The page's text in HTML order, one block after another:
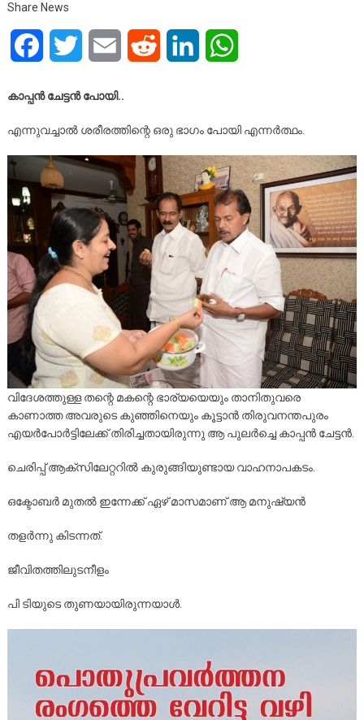
Share News
FacebookTwitter Email Reddit LinkedIn
കാപ്പൻ ചേട്ടൻ പോയി..
എന്നുവച്ചാൽ ശരീരത്തിന്റെ ഒരു ഭാഗം പോയി എന്നർത്ഥം.
വിദേശത്തുള്ള തന്റെ മകന്റെ ഭാര്യയെയും താനിതുവരെ
കാണാത്ത അവരുടെ കുഞ്ഞിനെയും കൂട്ടാൻ തിരുവനന്തപുരം
എയർപോർട്ടിലേക്ക് തിരിച്ചതായിരുന്നു ആ പുലർച്ചെ കാപ്പൻ ചേട്ടൻ.
ചെരിപ്പ് ആക്സിലേറ്ററിൽ കുരുങ്ങിയുണ്ടായ വാഹനാപകടം.
ഒക്ടോബർ മുതൽ ഇന്നേക്ക് ഏഴ് മാസമാണ് ആ മനുഷ്യൻ
തളർന്നു കിടന്നത്.
ജീവിതത്തിലുടനീളം
പി ടിയുടെ തുണയായിരുന്നയാൾ.